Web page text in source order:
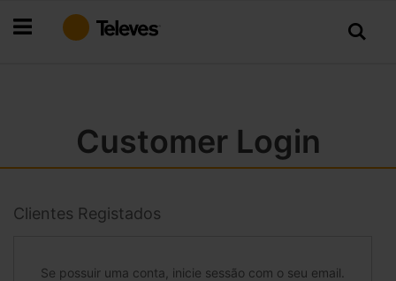
para
Customer Login
Clientes Registados
Se possuir uma conta, inicie sessão com o seu email.